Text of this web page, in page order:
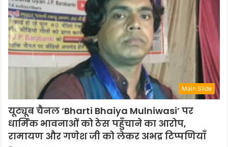
Main Slide
यूट्यूब चैनल ‘Bharti Bhaiya Mulniwasi’ पर
धार्मिक भावनाओं को ठेस पहुँचाने का आरोप,
रामायण और गणेश जी को लेकर अभद्र टिप्पणियाँ